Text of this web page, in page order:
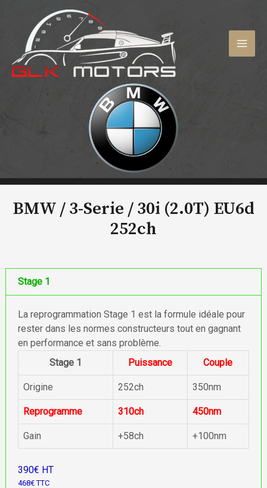
contenu
BMW / 3-Serie /30i (2.0T) EU6d
252ch
Stage 1
La reprogrammation Stage 1 est la formule idéale pour
rester dans les normes constructeurs tout en gagnant
en performance et sans problème.
Stage 1
Puissance Couple
Origine 252ch 350nm
Reprogramme 310ch 450nm
Gain +58ch +100nm
390€ HT
468€ TTC